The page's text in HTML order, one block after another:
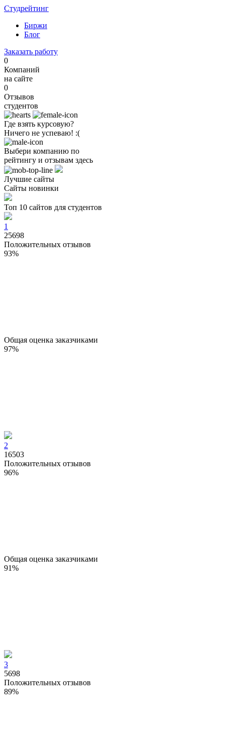
Студрейтинг
Биржи
Блог
Заказать работу
0
Компаний
на сайте
0
Отзывов
студентов
Где взять курсовую?
Ничего не успеваю! :(
Выбери компанию по
рейтингу и отзывам здесь
Лучшие сайты
Сайты новинки
Топ 10 сайтов для студентов
1
25698
Положительных отзывов
93%
Общая оценка заказчиками
97%
2
16503
Положительных отзывов
96%
Общая оценка заказчиками
91%
3
5698
Положительных отзывов
89%